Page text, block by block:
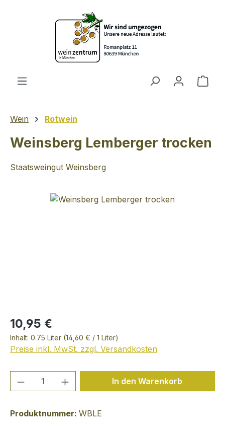
Zum Hauptinhalt springen
Wein Rotwein
Weinsberg Lemberger trocken
Staatsweingut Weinsberg
Bildergalerie überspringen
10,95 €
Inhalt: 0.75 Liter (14,60 € / 1 Liter)
Preise inkl. MwSt. zzgl. Versandkosten
Produkt Anzahl: Gib denIn den Warenkorb
Produktnummer: WBLE